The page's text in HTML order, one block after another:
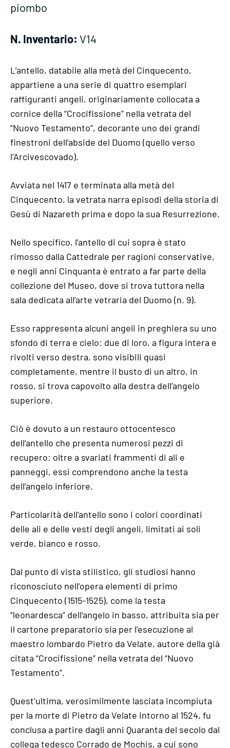
piombo
N. Inventario: V14
L’antello, databile alla metà del Cinquecento,
appartiene a una serie di quattro esemplari
raffiguranti angeli, originariamente collocata a
cornice della “Crocifissione” nella vetrata del
“Nuovo Testamento”, decorante uno dei grandi
finestroni dell’abside del Duomo (quello verso
l’Arcivescovado).
Avviata nel 1417 e terminata alla metà del
Cinquecento, la vetrata narra episodi della storia di
Gesù di Nazareth prima e dopo la sua Resurrezione.
Nello specifico, l’antello di cui sopra è stato
rimosso dalla Cattedrale per ragioni conservative,
e negli anni Cinquanta è entrato a far parte della
collezione del Museo, dove si trova tuttora nella
sala dedicata all’arte vetraria del Duomo (n. 9).
Esso rappresenta alcuni angeli in preghiera su uno
sfondo di terra e cielo: due di loro, a figura intera e
rivolti verso destra, sono visibili quasi
completamente, mentre il busto di un altro, in
rosso, si trova capovolto alla destra dell’angelo
superiore.
Ciò è dovuto a un restauro ottocentesco
dell’antello che presenta numerosi pezzi di
recupero: oltre a svariati frammenti di ali e
panneggi, essi comprendono anche la testa
dell’angelo inferiore.
Particolarità dell’antello sono i colori coordinati
delle ali e delle vesti degli angeli, limitati ai soli
verde, bianco e rosso.
Dal punto di vista stilistico, gli studiosi hanno
riconosciuto nell’opera elementi di primo
Cinquecento (1515-1525), come la testa
“leonardesca” dell’angelo in basso, attribuita sia per
il cartone preparatorio sia per l’esecuzione al
maestro lombardo Pietro da Velate, autore della già
citata “Crocifissione” nella vetrata del “Nuovo
Testamento”.
Quest’ultima, verosimilmente lasciata incompiuta
per la morte di Pietro da Velate intorno al 1524, fu
conclusa a partire dagli anni Quaranta del secolo dal
collega tedesco Corrado de Mochis, a cui sono